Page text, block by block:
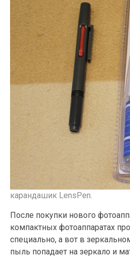
карандашик LensPen.
После покупки нового
компактных фотоаппаратах
специально, а вот в
пыль попадает на зеркало и